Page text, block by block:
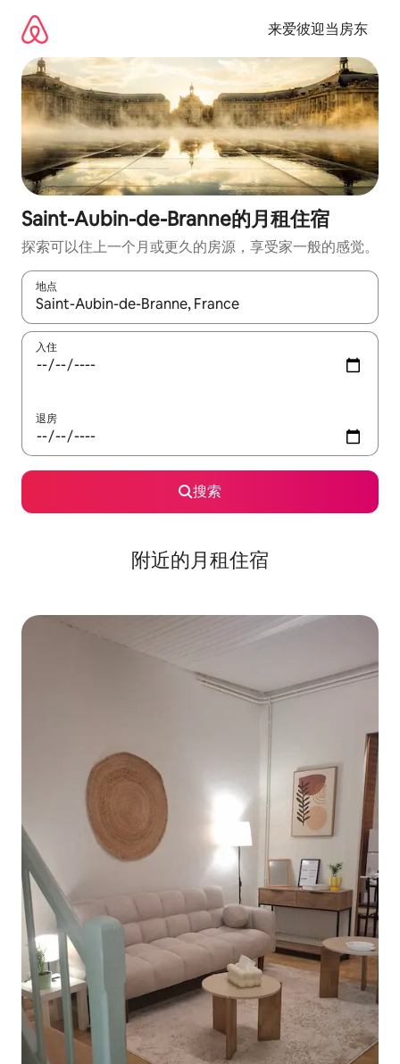
来爱彼迎当房东
Saint-Aubin-de-Branne的月租住宿
探索可以住上一个月或更久的房源，享受家一般的感觉。
地点
如有搜索结果，请使用上下方向键查看，或通过点击或滑动手势
入住
退房
搜索
附近的月租住宿